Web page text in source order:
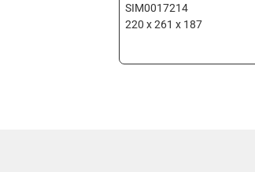
SIM0017214
220 x 261 x 187